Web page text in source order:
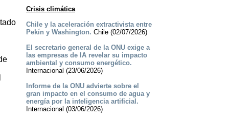
Crisis climática
Chile y la aceleración extractivista entre
Pekín y Washington. Chile (02/07/2026)
El secretario general de la ONU exige a
las empresas de IA revelar su impacto
ambiental y consumo energético.
Internacional (23/06/2026)
Informe de la ONU advierte sobre el
gran impacto en el consumo de agua y
energía por la inteligencia artificial.
Internacional (03/06/2026)